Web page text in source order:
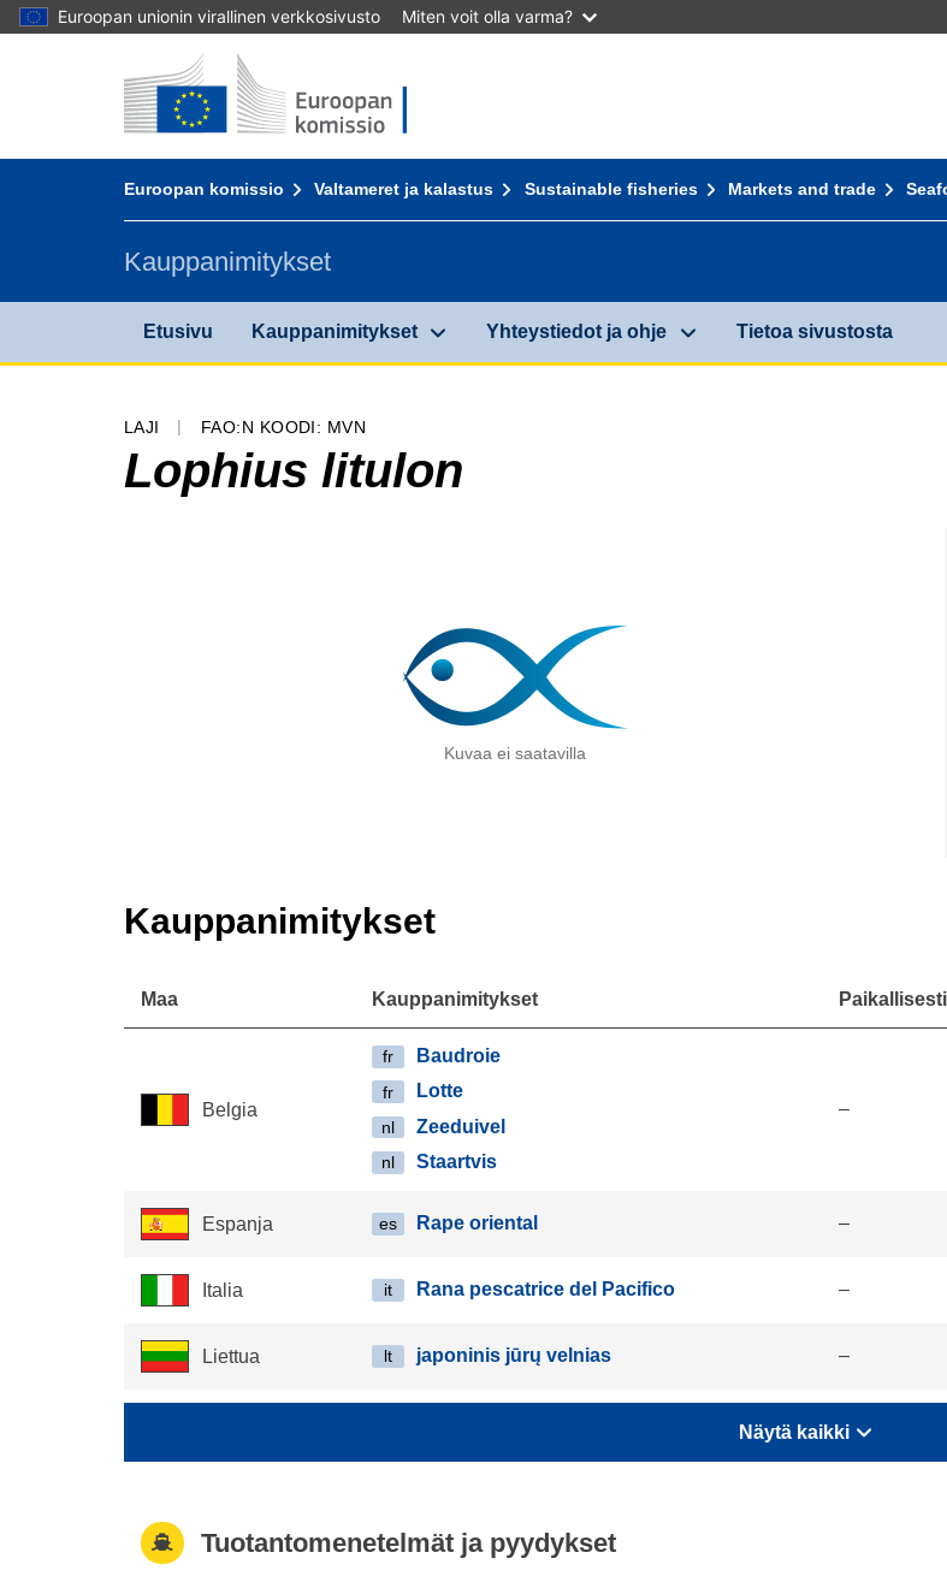
Euroopan unionin virallinen verkkosivusto Miten voit olla varma?
Etusivu - Euroopan komissio
Euroopan komissio Valtameret ja kalastus Sustainable fisheries Markets and trade
Kauppanimitykset
Etusivu Kauppanimitykset Yhteystiedot ja ohje Tietoa sivustosta
LAJI FAO:N KOODI: MVN
Lophius litulon
Kuvaa ei saatavilla
Kauppanimitykset
Maa Kauppanimitykset
Belgia
fr Baudroie
fr Lotte
nl Zeeduivel
nl Staartvis
–
Espanja es Rape oriental –
Italia it Rana pescatrice del Pacifico –
Liettua lt japoninis jūrų velnias –
Näytä kaikki
Tuotantomenetelmät ja pyydykset